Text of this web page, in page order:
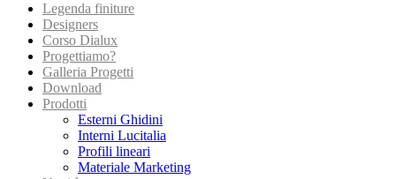
Legenda finiture
Designers
Corso Dialux
Progettiamo?
Galleria Progetti
Download
Prodotti
Esterni Ghidini
Interni Lucitalia
Profili lineari
Materiale Marketing